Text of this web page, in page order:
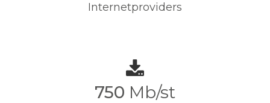
Internetproviders
750 Mb/st